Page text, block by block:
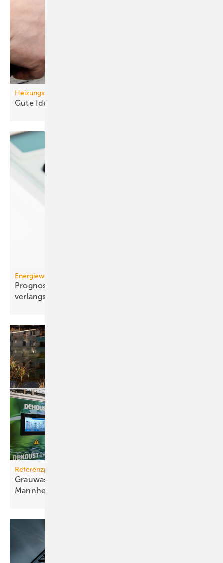
Heizungswende
Gute Ideen für den
Energiewende
Prognose: Dekarbonisierung hat sich 2025 stark
verlangsamt
Referenzprojekt
Grauwassernutzung spart Frisch­was­ser in
Mann­heim